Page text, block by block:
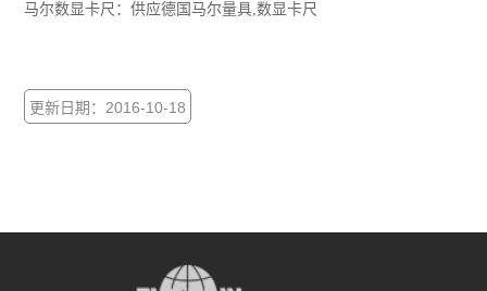
马尔数显卡尺：供应德国马尔量具,数显卡尺
更新日期：2016-10-18